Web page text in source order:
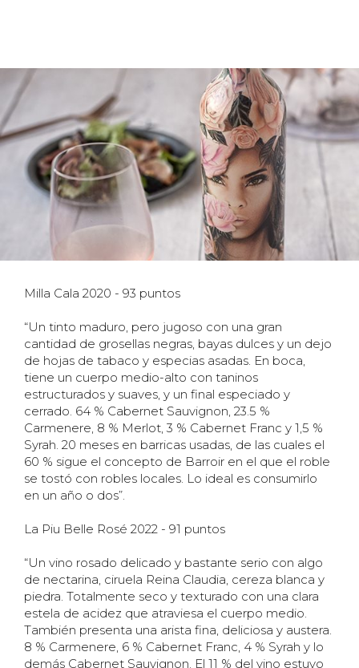
Milla Cala 2020 - 93 puntos
“Un tinto maduro, pero jugoso con una gran
cantidad de grosellas negras, bayas dulces y un dejo
de hojas de tabaco y especias asadas. En boca,
tiene un cuerpo medio-alto con taninos
estructurados y suaves, y un final especiado y
cerrado. 64 % Cabernet Sauvignon, 23.5 %
Carmenere, 8 % Merlot, 3 % Cabernet Franc y 1,5 %
Syrah. 20 meses en barricas usadas, de las cuales el
60 % sigue el concepto de Barroir en el que el roble
se tostó con robles locales. Lo ideal es consumirlo
en un año o dos”.
La Piu Belle Rosé 2022 - 91 puntos
“Un vino rosado delicado y bastante serio con algo
de nectarina, ciruela Reina Claudia, cereza blanca y
piedra. Totalmente seco y texturado con una clara
estela de acidez que atraviesa el cuerpo medio.
También presenta una arista fina, deliciosa y austera.
8 % Carmenere, 6 % Cabernet Franc, 4 % Syrah y lo
demás Cabernet Sauvignon. El 11 % del vino estuvo